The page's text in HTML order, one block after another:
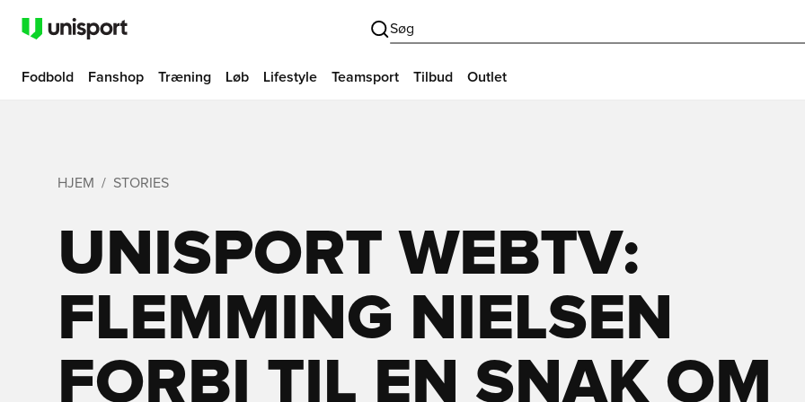
Søg
Fodbold Fanshop Træning Løb Lifestyle Teamsport Tilbud Outlet
HJEM STORIES
UNISPORT WEBTV:
FLEMMING NIELSEN
FORBI TIL EN SNAK OM